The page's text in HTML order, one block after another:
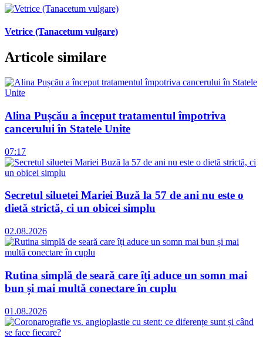
Vetrice (Tanacetum vulgare)
Articole similare
Alina Pușcău a început tratamentul împotriva
cancerului în Statele Unite
07:17
Secretul siluetei Mariei Buză la 57 de ani nu este o
dietă strictă, ci un obicei simplu
02.08.2026
Rutina simplă de seară care îți aduce un somn mai
bun și mai multă conectare în cuplu
01.08.2026